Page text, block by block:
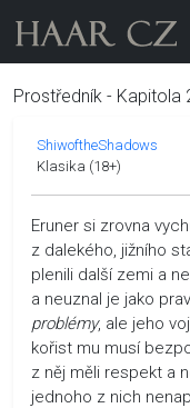
Prostředník - Kapitola
ShiwoftheShadows
Klasika (18+)
Eruner si zrovna
z dalekého, jižního
plenili další zemi a
a neuznal je jako
problémy, ale jeho
kořist mu musí
z něj měli respekt a
jednoho z nich